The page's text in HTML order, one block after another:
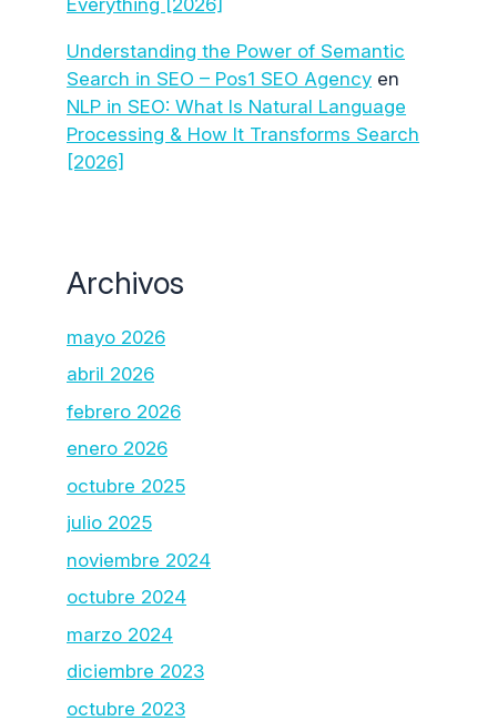
Understanding the Power of Semantic
Search in SEO – Pos1 SEO Agency en
NLP in SEO: What Is Natural Language
Processing & How It Transforms Search
[2026]
Archivos
mayo 2026
abril 2026
febrero 2026
enero 2026
octubre 2025
julio 2025
noviembre 2024
octubre 2024
marzo 2024
diciembre 2023
octubre 2023